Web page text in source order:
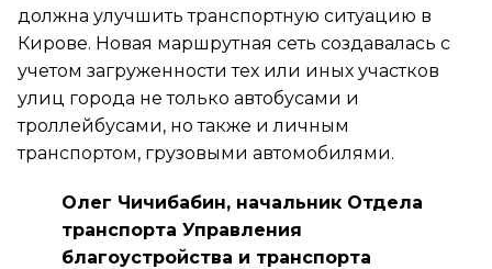
должна улучшить транспортную ситуацию в
Кирове. Новая маршрутная сеть создавалась с
учетом загруженности тех или иных участков
улиц города не только автобусами и
троллейбусами, но также и личным
транспортом, грузовыми автомобилями.
Олег Чичибабин, начальник Отдела
транспорта Управления
благоустройства и транспорта